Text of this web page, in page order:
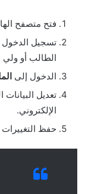
فتح متصفح
تسجيل الدخول
الطالب أو ولي
الدخول إلى
تعديل
الإلكتروني.
حفظ